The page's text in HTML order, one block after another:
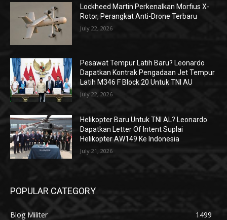
Lockheed Martin Perkenalkan Morfius X-
Rotor, Perangkat Anti-Drone Terbaru
July 22, 2026
Pesawat Tempur Latih Baru? Leonardo
Dapatkan Kontrak Pengadaan Jet Tempur
Latih M346 F Block 20 Untuk TNI AU
July 22, 2026
Helikopter Baru Untuk TNI AL? Leonardo
Dapatkan Letter Of Intent Suplai
Helikopter AW149 Ke Indonesia
July 21, 2026
POPULAR CATEGORY
Blog Militer
1499